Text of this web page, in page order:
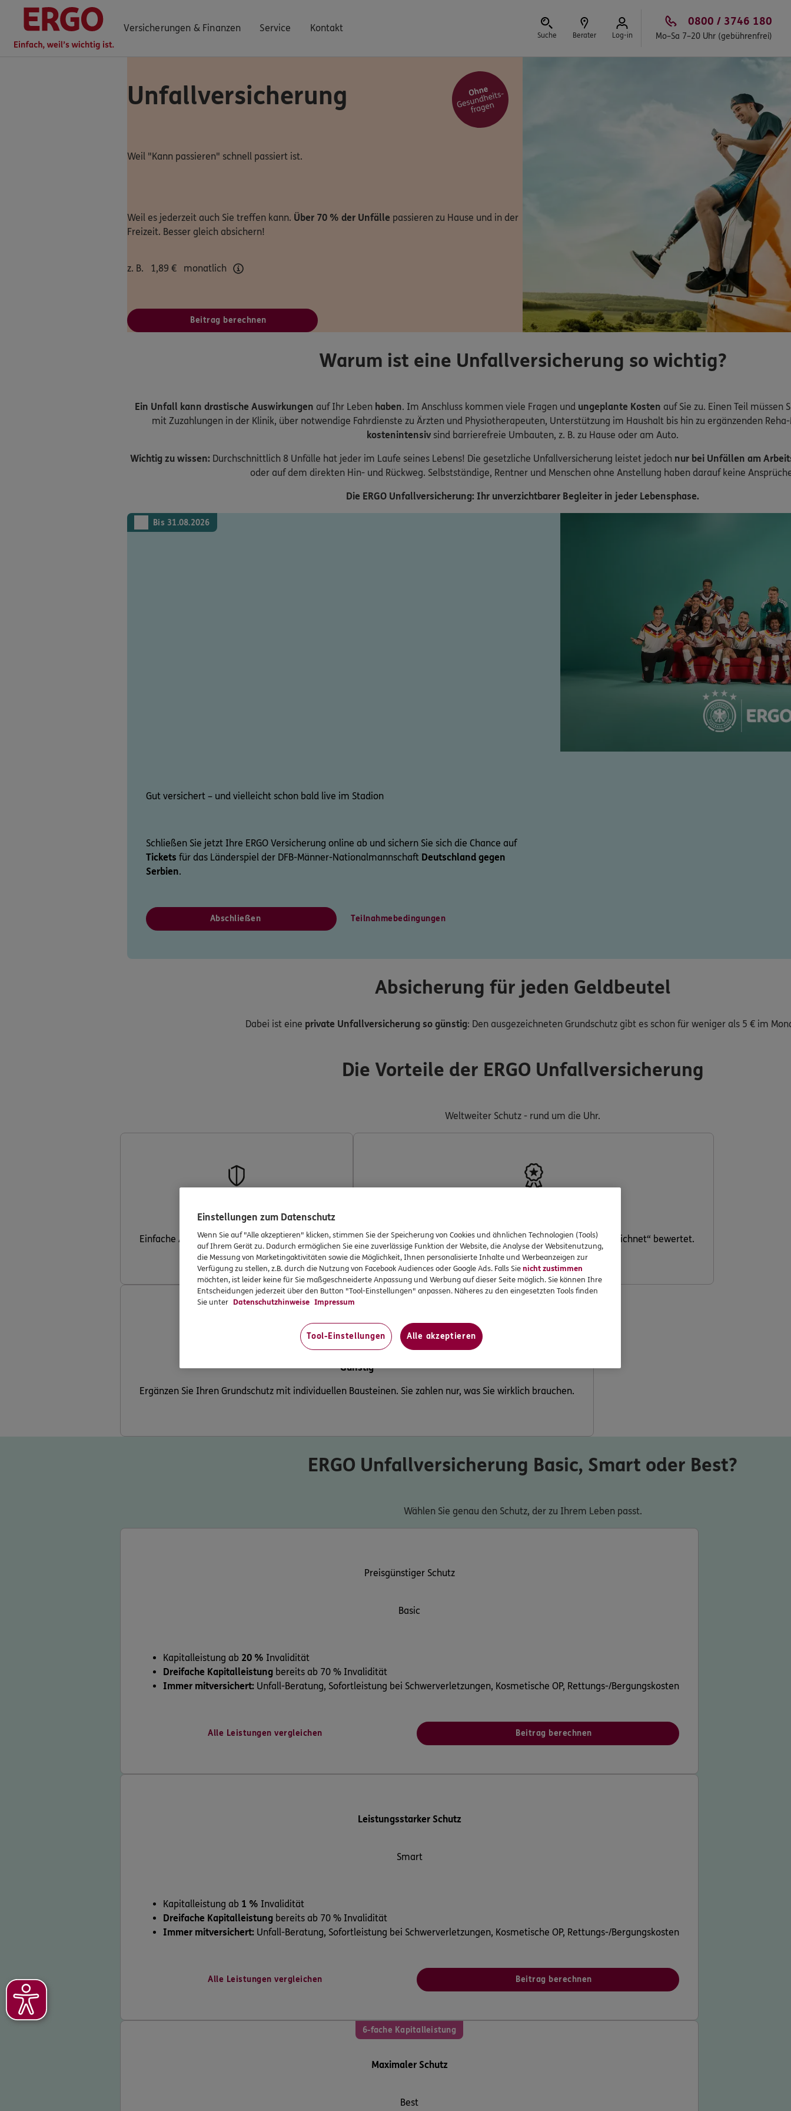
Versicherungen & Finanzen Service Kontakt
Suche Berater Log-in
0800 / 3746 180
Mo–Sa 7–20 Uhr (gebührenfrei)
ERGO Berater finden
Unfallversicherung
Weil "Kann passieren" schnell passiert ist.
Weil es jederzeit auch Sie treffen kann. Über 70 % der Unfälle passieren zu Hause und in der
Freizeit. Besser gleich absichern!
z. B. 1,89 € monatlich
Beitrag berechnen
Warum ist eine Unfallversicherung so wichtig?
Ein Unfall kann drastische Auswirkungen auf Ihr Leben haben. Im Anschluss kommen viele Fragen und ungeplante Kosten auf Sie zu. Einen Teil müssen
mit Zuzahlungen in der Klinik, über notwendige Fahrdienste zu Ärzten und Physiotherapeuten, Unterstützung im Haushalt bis hin zu ergänzenden
kostenintensiv sind barrierefreie Umbauten, z. B. zu Hause oder am Auto.
Wichtig zu wissen:Durchschnittlich 8 Unfälle hat jeder im Laufe seines Lebens! Die gesetzliche Unfallversicherung leistet jedoch nur bei Unfällen am
oder auf dem direkten Hin- und Rückweg. Selbstständige, Rentner und Menschen ohne Anstellung haben darauf keine
Die ERGO Unfallversicherung: Ihr unverzichtbarer Begleiter in jeder Lebensphase.
Bis 31.08.2026
Gut versichert – und vielleicht schon bald live im Stadion
Schließen Sie jetzt Ihre ERGO Versicherung online ab und sichern Sie sich die Chance auf
Tickets für das Länderspiel der DFB-Männer-Nationalmannschaft Deutschland gegen
Serbien.
Abschließen Teilnahmebedingungen
Absicherung für jeden Geldbeutel
Dabei ist eine private Unfallversicherung so günstig: Den ausgezeichneten Grundschutz gibt es schon für weniger als 5 € im
Die Vorteile der ERGO Unfallversicherung
Weltweiter Schutz - rund um die Uhr.
Ohne Gesundheitsfragen
Einfache Annahme – weniger Aufwand für Sie. Focus Money hat die ERGO Unfallversicherung als „ausgezeichnet“ bewertet.
Günstig
Ergänzen Sie Ihren Grundschutz mit individuellen Bausteinen. Sie zahlen nur, was Sie wirklich brauchen.
ERGO Unfallversicherung Basic, Smart oder Best?
Wählen Sie genau den Schutz, der zu Ihrem Leben passt.
Preisgünstiger Schutz
Basic
Kapitalleistung ab 20 % Invalidität
Dreifache Kapitalleistung bereits ab 70 % Invalidität
Immer mitversichert: Unfall-Beratung, Sofortleistung bei Schwerverletzungen, Kosmetische OP, Rettungs-/Bergungskosten
Alle Leistungen vergleichen Beitrag berechnen
Leistungsstarker Schutz
Smart
Kapitalleistung ab 1 % Invalidität
Dreifache Kapitalleistung bereits ab 70 % Invalidität
Immer mitversichert: Unfall-Beratung, Sofortleistung bei Schwerverletzungen, Kosmetische OP, Rettungs-/Bergungskosten
Alle Leistungen vergleichen Beitrag berechnen
6-fache Kapitalleistung
Maximaler Schutz
Best
Einstellungen zum Datenschutz
Wenn Sie auf "Alle akzeptieren" klicken, stimmen Sie der Speicherung von Cookies und ähnlichen Technologien (Tools)
auf Ihrem Gerät zu. Dadurch ermöglichen Sie eine zuverlässige Funktion der Website, die Analyse der Websitenutzung,
die Messung von Marketingaktivitäten sowie die Möglichkeit, Ihnen personalisierte Inhalte und Werbeanzeigen zur
Verfügung zu stellen, z.B. durch die Nutzung von Facebook Audiences oder Google Ads. Falls Sienicht zustimmen
möchten, ist leider keine für Sie maßgeschneiderte Anpassung und Werbung auf dieser Seite möglich. Sie können Ihre
Entscheidungen jederzeit über den Button "Tool-Einstellungen" anpassen. Näheres zu den eingesetzten Tools finden
Sie unter Datenschutzhinweise Impressum
Tool-Einstellungen Alle akzeptieren